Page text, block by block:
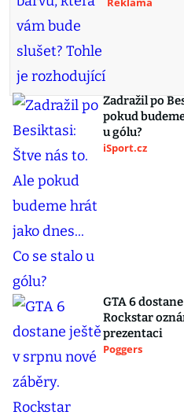
Zadražil po
pokud
u gólu?
iSport.cz
GTA 6
Rockstar
prezentaci
Poggers